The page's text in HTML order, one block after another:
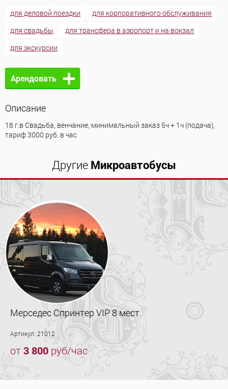
для деловой поездки
для корпоративного обслуживания
для свадьбы
для трансфера в аэропорт и на вокзал
для экскурсии
Арендовать
Описание
18 г.в Свадьба, венчание, минимальный заказ 5ч + 1ч (подача),
тариф 3000 руб. в час
Другие Микроавтобусы
Мерседес Спринтер VIP 8 мест
Артикул: 21012
от3 800 руб/час